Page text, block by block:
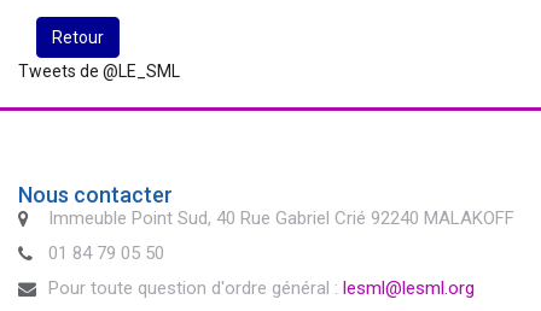
Retour
Tweets de @LE_SML
Nous contacter
Immeuble Point Sud, 40 Rue Gabriel Crié 92240 MALAKOFF
01 84 79 05 50
Pour toute question d'ordre général : lesml@lesml.org